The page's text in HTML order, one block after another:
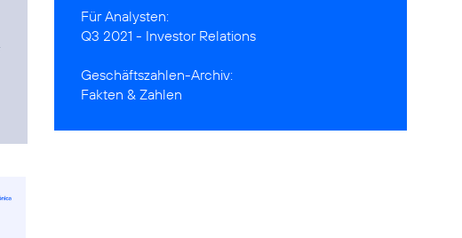
Q3 2021 - Investor Relations
Fakten & Zahlen